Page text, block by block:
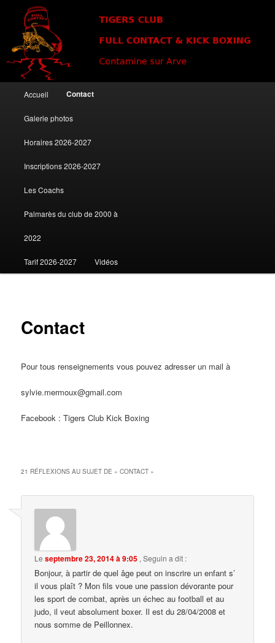
Tigers Club
Club de kick boxing à Contamine sur Arve
Aller au contenu principal
Aller au contenu secondaire
Accueil Contact
Galerie photos
Horaires 2026-2027
Inscriptions 2026-2027
Les Coachs
Palmarès du club de 2000 à
2022
Tarif 2026-2027 Vidéos
Contact
Pour tous renseignements vous pouvez adresser un mail à
sylvie.mermoux@gmail.com
Facebook : Tigers Club Kick Boxing
21 RÉFLEXIONS AU SUJET DE «CONTACT »
Leseptembre 23, 2014 à 9:05 ,Seguin a dit :
Bonjour, à partir de quel âge peut on inscrire un enfant s’
il vous plaît ? Mon fils voue une passion dévorante pour
les sport de combat, après un échec au football et au
judo, il veut absolument boxer. Il est du 28/04/2008 et
nous somme de Peillonnex.